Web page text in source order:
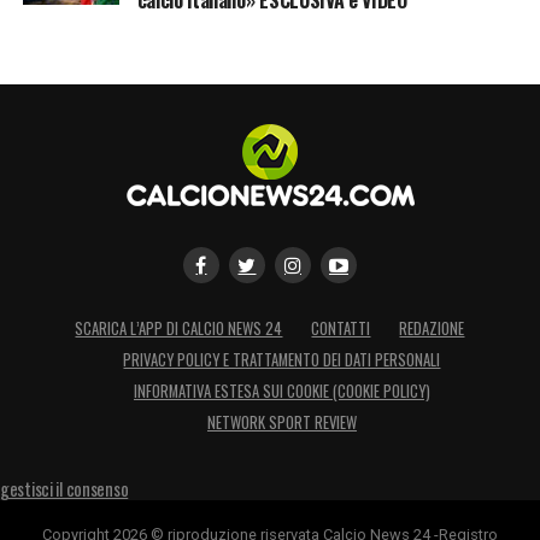
LA PLAYLIST DELLE NOSTRE TOP NEWS
SCARICA L’APP DI CALCIO NEWS 24 CONTATTI
REDAZIONE
PRIVACY POLICY E TRATTAMENTO DEI DATI PERSONALI
INFORMATIVA ESTESA SUI COOKIE (COOKIE POLICY)
NETWORK SPORT REVIEW
gestisci il consenso
Copyright 2026 © riproduzione riservata Calcio News 24 -Registro